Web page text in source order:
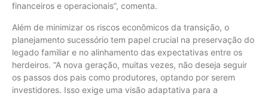
financeiros e operacionais”, comenta.
Além de minimizar os riscos econômicos da transição, o
planejamento sucessório tem papel crucial na preservação do
legado familiar e no alinhamento das expectativas entre os
herdeiros. “A nova geração, muitas vezes, não deseja seguir
os passos dos pais como produtores, optando por serem
investidores. Isso exige uma visão adaptativa para a